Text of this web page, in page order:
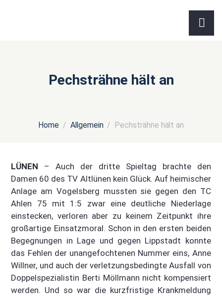
Pechsträhne hält an
Home Allgemein Pechsträhne hält an
LÜNEN – Auch der dritte Spieltag brachte den
Damen 60 des TV Altlünen kein Glück. Auf heimischer
Anlage am Vogelsberg mussten sie gegen den TC
Ahlen 75 mit 1:5 zwar eine deutliche Niederlage
einstecken, verloren aber zu keinem Zeitpunkt ihre
großartige Einsatzmoral. Schon in den ersten beiden
Begegnungen in Lage und gegen Lippstadt konnte
das Fehlen der unangefochtenen Nummer eins, Anne
Willner, und auch der verletzungsbedingte Ausfall von
Doppelspezialistin Berti Möllmann nicht kompensiert
werden. Und so war die kurzfristige Krankmeldung